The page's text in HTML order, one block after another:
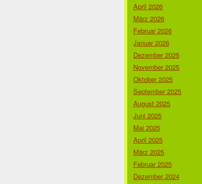
April 2026
März 2026
Februar 2026
Januar 2026
Dezember 2025
November 2025
Oktober 2025
September 2025
August 2025
Juni 2025
Mai 2025
April 2025
März 2025
Februar 2025
Dezember 2024